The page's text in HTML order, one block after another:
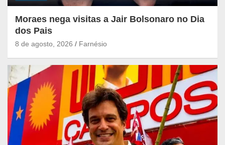
Moraes nega visitas a Jair Bolsonaro no Dia
dos Pais
8 de agosto, 2026 Farnésio